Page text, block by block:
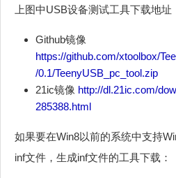
上图中USB设备测试工具下载地址
Github镜像
https://github.com/xtoolbox/
/0.1/TeenyUSB_pc_tool.zip
21ic镜像 http://dl.21ic.com/
285388.html
如果要在Win8以前的系统中支持
inf文件，生成inf文件的工具下载：